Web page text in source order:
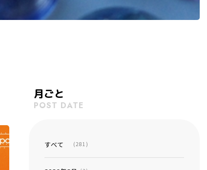
月ごと
POST DATE
すべて (281)